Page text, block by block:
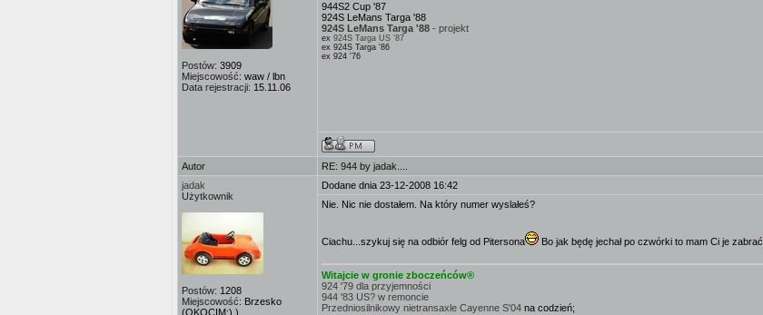
Postów: 3909
Miejscowość: waw / lbn
Data rejestracji: 15.11.06
944S2 Cup '87
924S LeMans Targa '88
924S LeMans Targa '88 - projekt
ex 924S Targa US '87
ex 924S Targa '86
ex 924 '76
Autor
RE: 944 by jadak....
jadak
Użytkownik
Postów: 1208
Miejscowość: Brzesko
(OKOCIM:) )
Dodane dnia 23-12-2008 16:42
Nie. Nic nie dostałem. Na który numer wyslałeś?
Ciachu...szykuj się na odbiór felg od Pitersona Bo jak będę jechał po czwórki to mam Ci je zabrać
Witajcie w gronie zboczeńców®
924 '79 dla przyjemności
944 '83 US? w remoncie
Przedniosilnikowy nietransaxle Cayenne S'04 na codzień;